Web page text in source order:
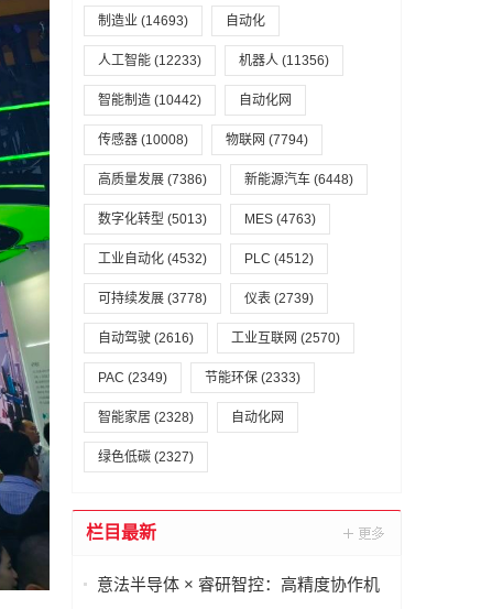
制造业 (14693) 自动化
人工智能 (12233) 机器人 (11356)
智能制造 (10442) 自动化网
传感器 (10008) 物联网 (7794)
高质量发展 (7386) 新能源汽车 (6448)
数字化转型 (5013) MES (4763)
工业自动化 (4532) PLC (4512)
可持续发展 (3778) 仪表 (2739)
自动驾驶 (2616) 工业互联网 (2570)
PAC (2349) 节能环保 (2333)
智能家居 (2328) 自动化网
绿色低碳 (2327)
栏目最新
意法半导体 × 睿研智控：高精度协作机